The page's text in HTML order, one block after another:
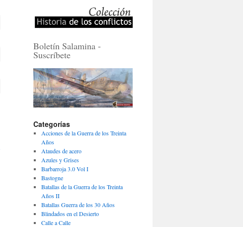
Boletín Salamina -
Suscríbete
Categorías
Acciones de la Guerra de los Treinta
Años
Ataudes de acero
Azules y Grises
Barbarroja 3.0 Vol I
Bastogne
Batallas de la Guerra de los Treinta
Años II
Batallas Guerra de los 30 Años
Blindados en el Desierto
Calle a Calle